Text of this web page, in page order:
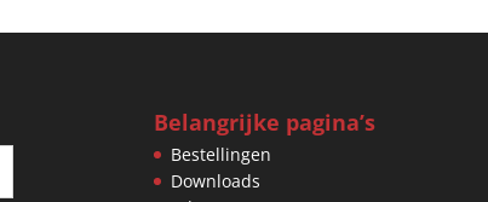
€12.00.€9.95.
Belangrijke pagina’s
Bestellingen
Downloads